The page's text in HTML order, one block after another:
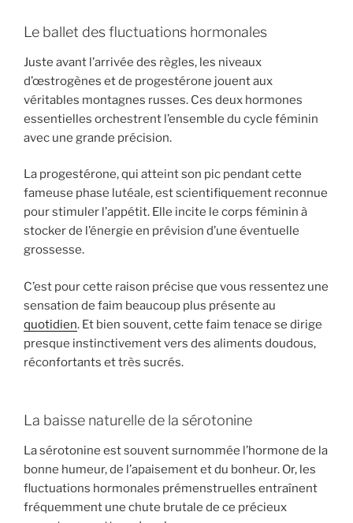
Le ballet des fluctuations hormonales
Juste avant l’arrivée des règles, les niveaux
d’œstrogènes et de progestérone jouent aux
véritables montagnes russes. Ces deux hormones
essentielles orchestrent l’ensemble du cycle féminin
avec une grande précision.
La progestérone, qui atteint son pic pendant cette
fameuse phase lutéale, est scientifiquement reconnue
pour stimuler l’appétit. Elle incite le corps féminin à
stocker de l’énergie en prévision d’une éventuelle
grossesse.
C’est pour cette raison précise que vous ressentez une
sensation de faim beaucoup plus présente au
quotidien. Et bien souvent, cette faim tenace se dirige
presque instinctivement vers des aliments doudous,
réconfortants et très sucrés.
La baisse naturelle de la sérotonine
La sérotonine est souvent surnommée l’hormone de la
bonne humeur, de l’apaisement et du bonheur. Or, les
fluctuations hormonales prémenstruelles entraînent
fréquemment une chute brutale de ce précieux